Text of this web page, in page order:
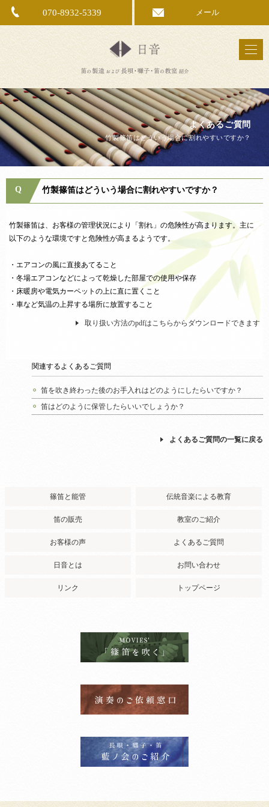
070-8932-5339 メール
よくあるご質問
竹製篠笛はどういう場合に割れやすいですか？
Q 竹製篠笛はどういう場合に割れやすいですか？
竹製篠笛は、お客様の管理状況により「割れ」の危険性が高まります。主に
以下のような環境ですと危険性が高まるようです。
・エアコンの風に直接あてること
・冬場エアコンなどによって乾燥した部屋での使用や保存
・床暖房や電気カーペットの上に直に置くこと
・車など気温の上昇する場所に放置すること
取り扱い方法のpdfはこちらからダウンロードできます
関連するよくあるご質問
笛を吹き終わった後のお手入れはどのようにしたらいですか？
笛はどのように保管したらいいでしょうか？
よくあるご質問の一覧に戻る
篠笛と能管 伝統音楽による教育
笛の販売 教室のご紹介
お客様の声 よくあるご質問
日音とは お問い合わせ
リンク トップページ